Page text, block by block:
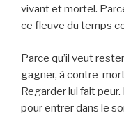
vivant et mortel.
ce fleuve du temps
Parce qu’il veut
gagner, à contre-
Regarder lui fait
pour entrer dans le